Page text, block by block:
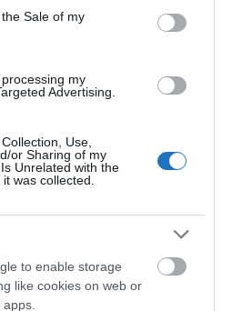
Sale of my
my
Advertising.
Use,
or Sharing of my
Unrelated with the
was collected.
to enable storage
like cookies on web or